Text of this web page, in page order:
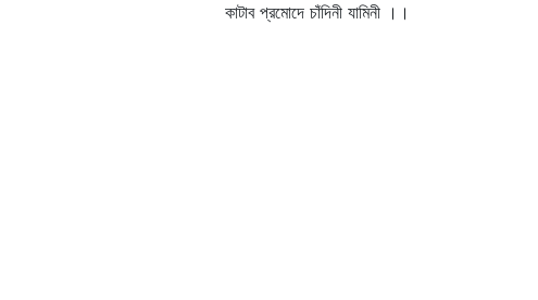
কাটাব প্রমোদে চাঁদিনী যামিনী ।।